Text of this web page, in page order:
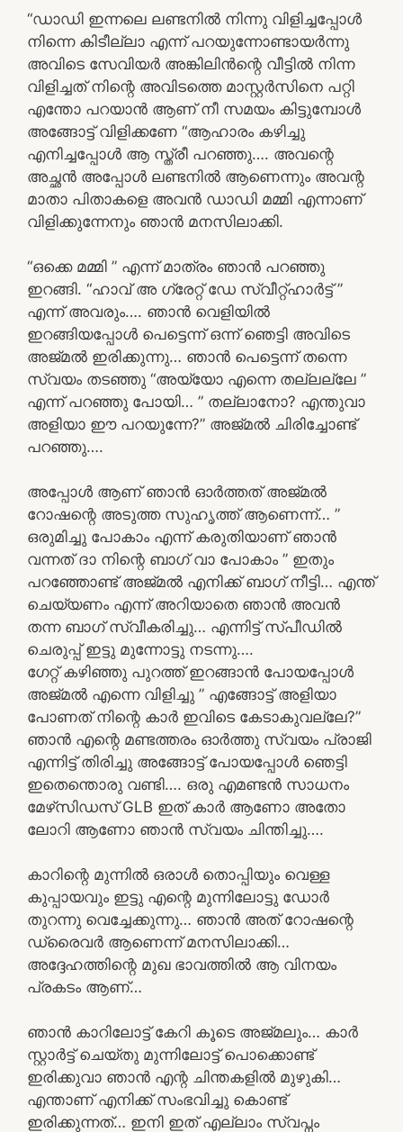
“ഡാഡി ഇന്നലെ ലണ്ടനിൽ നിന്നു വിളിച്ചപ്പോൾ
നിന്നെ കിടീല്ലാ എന്ന് പറയുന്നോണ്ടായർന്നു
അവിടെ സേവിയർ അങ്കിലിൻന്റെ വീട്ടിൽ നിന്ന
വിളിച്ചത് നിന്റെ അവിടത്തെ മാസ്റ്റർസിനെ പറ്റി
എന്തോ പറയാൻ ആണ് നീ സമയം കിട്ടുമ്പോൾ
അങ്ങോട്ട്‌ വിളിക്കണേ “ആഹാരം കഴിച്ചു
എനിച്ചപ്പോൾ ആ സ്ത്രീ പറഞ്ഞു…. അവന്റെ
അച്ഛൻ അപ്പോൾ ലണ്ടനിൽ ആണെന്നും അവന്റ
മാതാ പിതാകളെ അവൻ ഡാഡി മമ്മി എന്നാണ്
വിളിക്കുന്നേനും ഞാൻ മനസിലാക്കി.
“ഒക്കെ മമ്മി ” എന്ന് മാത്രം ഞാൻ പറഞ്ഞു
ഇറങ്ങി. “ഹാവ് അ ഗ്രേറ്റ്‌ ഡേ സ്വീറ്റ്ഹാർട്ട് ”
എന്ന് അവരും…. ഞാൻ വെളിയിൽ
ഇറങ്ങിയപ്പോൾ പെട്ടെന്ന് ഒന്ന് ഞെട്ടി അവിടെ
അജ്മൽ ഇരിക്കുന്നു… ഞാൻ പെട്ടെന്ന് തന്നെ
സ്വയം തടഞ്ഞു “അയ്യോ എന്നെ തല്ലല്ലേ ”
എന്ന് പറഞ്ഞു പോയി… ” തല്ലാനോ? എന്തുവാ
അളിയാ ഈ പറയുന്നേ?” അജ്മൽ ചിരിച്ചോണ്ട്
പറഞ്ഞു….
അപ്പോൾ ആണ് ഞാൻ ഓർത്തത്‌ അജ്മൽ
റോഷന്റെ അടുത്ത സുഹൃത്ത് ആണെന്ന്… ”
ഒരുമിച്ചു പോകാം എന്ന് കരുതിയാണ് ഞാൻ
വന്നത് ദാ നിന്റെ ബാഗ് വാ പോകാം ” ഇതും
പറഞ്ഞോണ്ട് അജ്മൽ എനിക്ക് ബാഗ് നീട്ടി… എന്ത്
ചെയ്യണം എന്ന് അറിയാതെ ഞാൻ അവൻ
തന്ന ബാഗ് സ്വീകരിച്ചു… എന്നിട്ട് സ്പീഡിൽ
ചെരുപ്പ് ഇട്ടു മുന്നോട്ടു നടന്നു….
ഗേറ്റ് കഴിഞ്ഞു പുറത്ത് ഇറങ്ങാൻ പോയപ്പോൾ
അജ്മൽ എന്നെ വിളിച്ചു ” എങ്ങോട്ട് അളിയാ
പോണത് നിന്റെ കാർ ഇവിടെ കേടാകുവല്ലേ?”
ഞാൻ എന്റെ മണ്ടത്തരം ഓർത്തു സ്വയം പ്രാജി
എന്നിട്ട് തിരിച്ചു അങ്ങോട്ട്‌ പോയപ്പോൾ ഞെട്ടി
ഇതെന്തൊരു വണ്ടി…. ഒരു എമണ്ടൻ സാധനം
മേഴ്‌സിഡസ് GLB ഇത് കാർ ആണോ അതോ
ലോറി ആണോ ഞാൻ സ്വയം ചിന്തിച്ചു….
കാറിന്റെ മുന്നിൽ ഒരാൾ തൊപ്പിയും വെള്ള
കുപ്പായവും ഇട്ടു എന്റെ മുന്നിലോട്ടു ഡോർ
തുറന്നു വെച്ചേക്കുന്നു… ഞാൻ അത് റോഷന്റെ
ഡ്രൈവർ ആണെന്ന് മനസിലാക്കി…
അദ്ദേഹത്തിന്റെ മുഖ ഭാവത്തിൽ ആ വിനയം
പ്രകടം ആണ്…
ഞാൻ കാറിലോട്ട് കേറി കൂടെ അജ്മലും… കാർ
സ്റ്റാർട്ട്‌ ചെയ്തു മുന്നിലോട്ട് പൊക്കൊണ്ട്
ഇരിക്കുവാ ഞാൻ എന്റ ചിന്തകളിൽ മുഴുകി…
എന്താണ് എനിക്ക് സംഭവിച്ചു കൊണ്ട്
ഇരിക്കുന്നത്… ഇനി ഇത് എല്ലാം സ്വപ്നം